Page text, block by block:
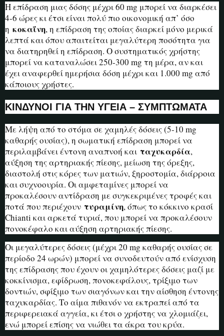
Η επίδραση μιας δόσης μέχρι 60 mg μπορεί να διαρκέσει
4-6 ώρες κι έτσι είναι πολύ πιο οικονομική απ’ όσο
η κοκαΐνη, η επίδραση της οποίας διαρκεί μόνο μερικά
λεπτά και όπου απαιτείται μεγαλύτερη ποσότητα για
να διατηρηθεί η επίδραση. Ο συστηματικός χρήστης
μπορεί να καταναλώσει 250-300 mg τη μέρα, αν και
έχει αναφερθεί ημερήσια δόση μέχρι και 1.000 mg από
κάποιους χρήστες.
ΚΙΝΔΥΝΟΙ ΓΙΑ ΤΗΝ ΥΓΕΙΑ – ΣΥΜΠΤΩΜΑΤΑ
Με λήψη από το στόμα σε χαμηλές δόσεις (5-10 mg
καθαρής ουσίας), η σωματική επίδραση μπορεί να
περιλαμβάνει έντονη αναπνοή και ταχυκαρδία,
αύξηση της αρτηριακής πίεσης, μείωση της όρεξης,
διαστολή στις κόρες των ματιών, ξηροστομία, διάρροια
και συχνοουρία. Οι αμφεταμίνες μπορεί να
προκαλέσουν αντίδραση με συγκεκριμένες τροφές και
ποτά που περιέχουν τυραμίνη, όπως το κόκκινο κρασί
Chianti και αρκετά τυριά, που μπορεί να προκαλέσουν
πονοκέφαλο και αύξηση αρτηριακής πίεσης.
Οι μεγαλύτερες δόσεις (μέχρι 20 mg καθαρής ουσίας σε
περίοδο 24 ωρών) μπορεί να συνοδευτούν από ενίσχυση
της επίδρασης που έχουν οι χαμηλότερες δόσεις μαζί με
κοκκίνισμα, εφίδρωση, πονοκεφάλους, τρίξιμο των
δοντιών, σφίξιμο των σιαγόνων και την αίσθηση έντονης
ταχυκαρδίας. Το αίμα πιθανόν να εκτραπεί από τα
περιφερειακά αγγεία, κι έτσι ο χρήστης να χλομιάζει,
ενώ μπορεί επίσης να νιώθει τα άκρα του κρύα.